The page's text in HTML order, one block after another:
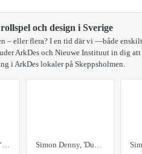
och design i Sverige
– eller flera? I en tid där vi —både
ArkDes och Nieuwe Instituut in dig
i ArkDes lokaler på Skeppsholmen.
Reinis Hofmanis, ‘Britta Hoyer as Youa the Manwolf’, ‘LARP’ series, 2011. Courtesy of ArkDes. Simon Denny, 'Dungeon map 8_ Dungeons & Dragons gaming advertisements 1980s - 2010s', 2024. Courtesy the artist and Petzel Gallery, New York (kopia)